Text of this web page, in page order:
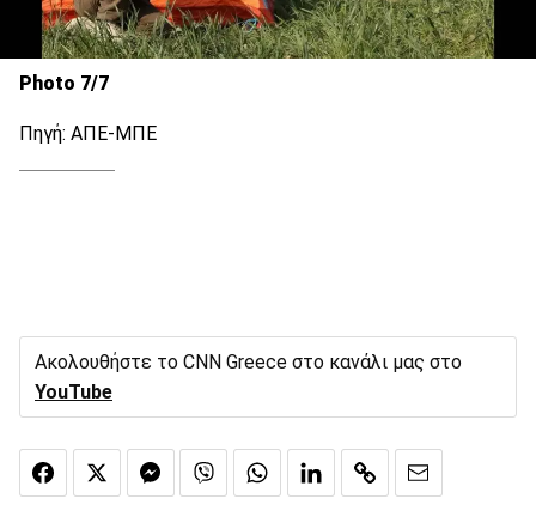
Photo 7/7
Πηγή: ΑΠΕ-ΜΠΕ
Ακολουθήστε το CNN Greece στο κανάλι μας στο
YouTube